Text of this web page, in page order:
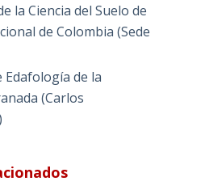
la Ciencia del Suelo de
de Colombia (Sede
Edafología de la
(Carlos